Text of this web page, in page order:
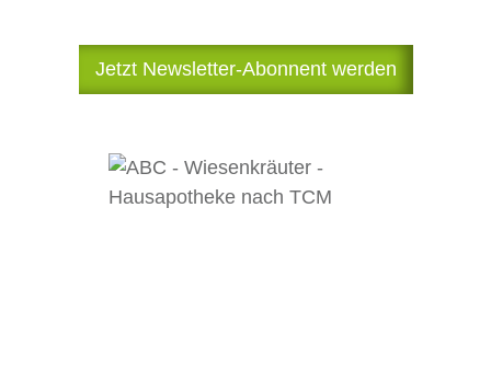
Jetzt Newsletter-Abonnent werden